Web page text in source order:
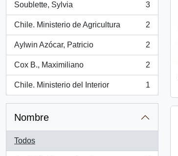
Soublette, Sylvia
, 3 resultados
3
Chile. Ministerio de Agricultura
, 2 resultados
2
Aylwin Azócar, Patricio
, 2 resultados
2
Cox B., Maximiliano
, 2 resultados
2
Chile. Ministerio del Interior
, 1 resultados
1
Nombre
Todos